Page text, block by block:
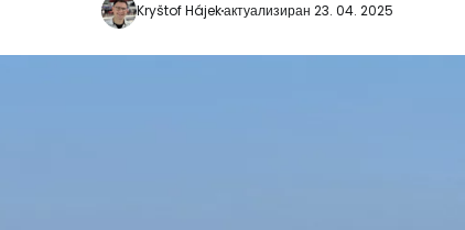
Kryštof Hájekактуализиран 23. 04. 2025